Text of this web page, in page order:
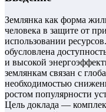
Землянка как форма
человека в защите от
использовании
обусловлена
и высокой
землянкам связан с
необходимостью
ростом популярности
Цель доклада —